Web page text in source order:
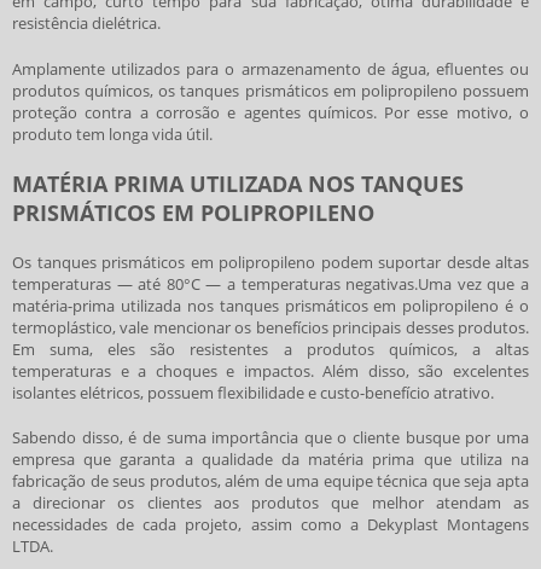
resistência dielétrica.
Amplamente utilizados para o armazenamento de água, efluentes ou
produtos químicos, ostanques prismáticos em polipropileno possuem
proteção contra a corrosão e agentes químicos. Por esse motivo, o
produto tem longa vida útil.
MATÉRIA PRIMA UTILIZADA NOS TANQUES
PRISMÁTICOS EM POLIPROPILENO
Os tanques prismáticos em polipropileno podem suportar desde altas
temperaturas — até 80°C — a temperaturas negativas.Uma vez que a
matéria-prima utilizada nos tanques prismáticos em polipropileno é o
termoplástico, vale mencionar os benefícios principais desses produtos.
Em suma, eles são resistentes a produtos químicos, a altas
temperaturas e a choques e impactos. Além disso, são excelentes
isolantes elétricos, possuem flexibilidade e custo-benefício atrativo.
Sabendo disso, é de suma importância que o cliente busque por uma
empresa que garanta a qualidade da matéria prima que utiliza na
fabricação de seus produtos, além de uma equipe técnica que seja apta
a direcionar os clientes aos produtos que melhor atendam as
necessidades de cada projeto, assim como a Dekyplast Montagens
LTDA.